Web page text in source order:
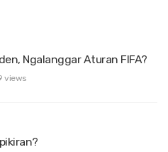
Ngalanggar Aturan FIFA?
views